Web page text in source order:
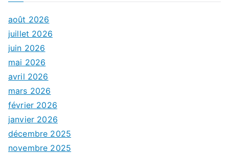
août 2026
juillet 2026
juin 2026
mai 2026
avril 2026
mars 2026
février 2026
janvier 2026
décembre 2025
novembre 2025